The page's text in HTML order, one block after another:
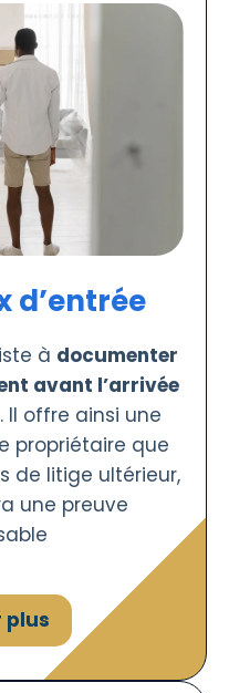
d’entrée
à documenter
avant l’arrivée
. Il offre ainsi une
propriétaire que
de litige ultérieur,
une preuve
plus